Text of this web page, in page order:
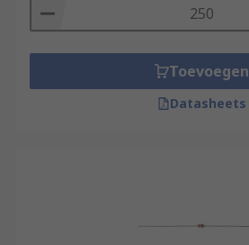
Toevoegen
Datasheets